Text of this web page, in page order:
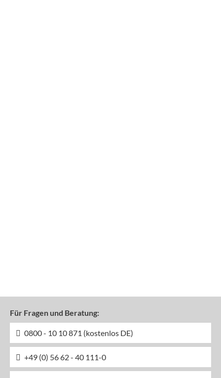
Für Fragen und Beratung:
0800 - 10 10 871 (kostenlos DE)
+49 (0) 56 62 - 40 111-0